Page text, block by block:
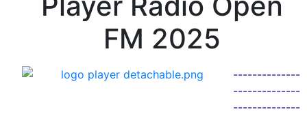
FM 2025
--------------
--------------
--------------